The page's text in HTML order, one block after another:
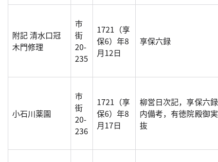
附記 清水口冠
木門修理
市
街
20-
235
1721（享
保6）年8
月12日
享保六録
小石川薬園
市
街
20-
236
1721（享
保6）年8
月17日
柳営日次記，享保六
内備考，有徳院殿御
抜